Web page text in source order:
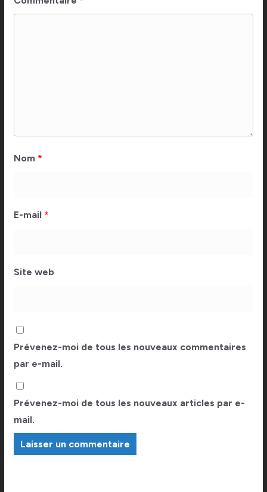
Nom *
E-mail *
Site web
Prévenez-moi de tous les nouveaux commentaires
par e-mail.
Prévenez-moi de tous les nouveaux articles par e-
mail.